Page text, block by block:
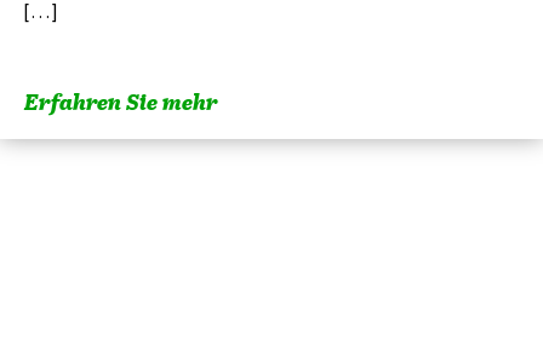
[…]
Erfahren Sie mehr